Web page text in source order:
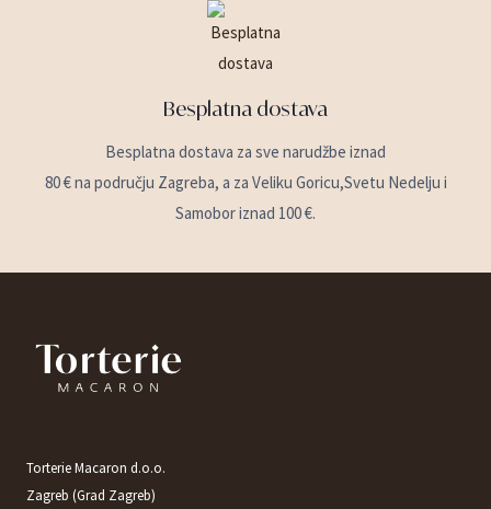
Besplatna dostava
Besplatna dostava za sve narudžbe iznad
80 € na području Zagreba, a za Veliku Goricu,Svetu Nedelju i
Samobor iznad 100 €.
Torterie Macaron d.o.o.
Zagreb (Grad Zagreb)